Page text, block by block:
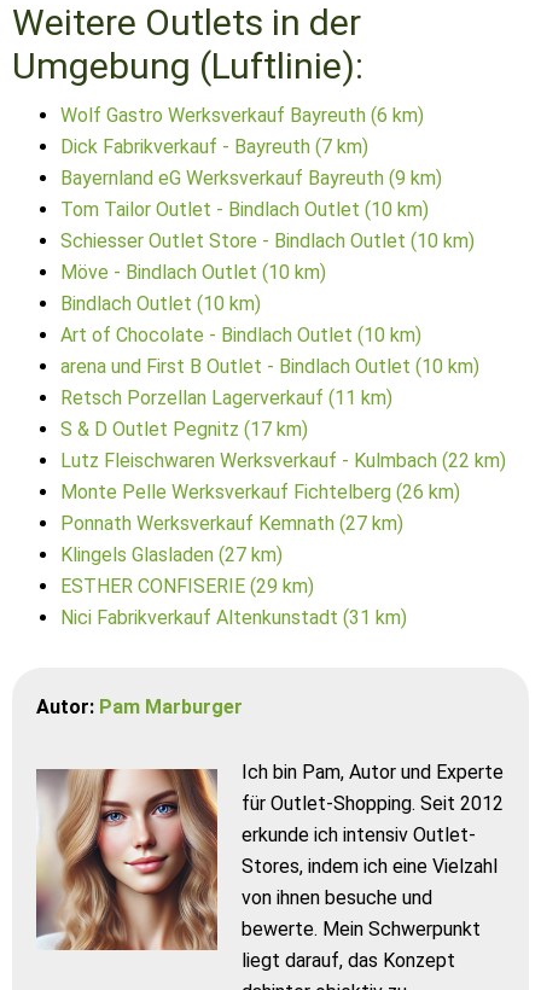
Weitere Outlets in der
Umgebung (Luftlinie):
Wolf Gastro Werksverkauf Bayreuth (6 km)
Dick Fabrikverkauf - Bayreuth (7 km)
Bayernland eG Werksverkauf Bayreuth (9 km)
Tom Tailor Outlet - Bindlach Outlet (10 km)
Schiesser Outlet Store - Bindlach Outlet (10 km)
Möve - Bindlach Outlet (10 km)
Bindlach Outlet (10 km)
Art of Chocolate - Bindlach Outlet (10 km)
arena und First B Outlet - Bindlach Outlet (10 km)
Retsch Porzellan Lagerverkauf (11 km)
S & D Outlet Pegnitz (17 km)
Lutz Fleischwaren Werksverkauf - Kulmbach (22 km)
Monte Pelle Werksverkauf Fichtelberg (26 km)
Ponnath Werksverkauf Kemnath (27 km)
Klingels Glasladen (27 km)
ESTHER CONFISERIE (29 km)
Nici Fabrikverkauf Altenkunstadt (31 km)
Autor: Pam Marburger
Ich bin Pam, Autor und Experte
für Outlet-Shopping. Seit 2012
erkunde ich intensiv Outlet-
Stores, indem ich eine Vielzahl
von ihnen besuche und
bewerte. Mein Schwerpunkt
liegt darauf, das Konzept